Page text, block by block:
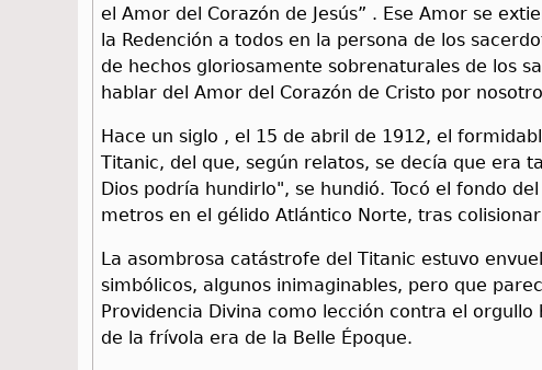
el Amor del Corazón de Jesús” . Ese Amor se
la Redención a todos en la persona de los
de hechos gloriosamente sobrenaturales de los
hablar del Amor del Corazón de Cristo por
Hace un siglo , el 15 de abril de 1912, el
Titanic, del que, según relatos, se decía que era
Dios podría hundirlo", se hundió. Tocó el fondo
metros en el gélido Atlántico Norte, tras
La asombrosa catástrofe del Titanic estuvo
simbólicos, algunos inimaginables, pero que
Providencia Divina como lección contra el
de la frívola era de la Belle Époque.